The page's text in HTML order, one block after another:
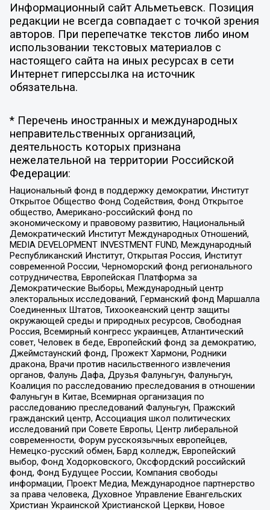
Информационный сайт Альметьевск. Позиция
редакции не всегда совпадает с точкой зрения
авторов. При перепечатке текстов либо ином
использовании текстовых материалов с
настоящего сайта на иных ресурсах в сети
Интернет гиперссылка на источник
обязательна.
* Перечень иностранных и международных
неправительственных организаций,
деятельность которых признана
нежелательной на территории Российской
Федерации:
Национальный фонд в поддержку демократии, Институт
Открытое Общество Фонд Содействия, Фонд Открытое
общество, Американо-российский фонд по
экономическому и правовому развитию, Национальный
Демократический Институт Международных Отношений,
MEDIA DEVELOPMENT INVESTMENT FUND, Международный
Республиканский Институт, Открытая Россия, Институт
современной России, Черноморский фонд регионального
сотрудничества, Европейская Платформа за
Демократические Выборы, Международный центр
электоральных исследований, Германский фонд Маршалла
Соединенных Штатов, Тихоокеанский центр защиты
окружающей среды и природных ресурсов, Свободная
Россия, Всемирный конгресс украинцев, Атлантический
совет, Человек в беде, Европейский фонд за демократию,
Джеймстаунский фонд, Прожект Хармони, Родники
дракона, Врачи против насильственного извлечения
органов, Фалунь Дафа, Друзья Фалуньгун, Фалуньгун,
Коалиция по расследованию преследования в отношении
Фалуньгун в Китае, Всемирная организация по
расследованию преследований Фалуньгун, Пражский
гражданский центр, Ассоциация школ политических
исследований при Совете Европы, Центр либеральной
современности, Форум русскоязычных европейцев,
Немецко-русский обмен, Бард колледж, Европейский
выбор, Фонд Ходорковского, Оксфордский российский
фонд, Фонд Будущее России, Компания свободы
информации, Проект Медиа, Международное партнерство
за права человека, Духовное Управление Евангельских
Христиан Украинской Христианской Церкви, Новое